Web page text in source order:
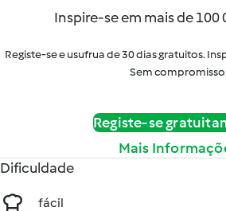
Inspire-se em mais de 100
Registe-se e usufrua de 30 dias gratuitos.
Sem
Registe-se
Mais
Dificuldade
fácil